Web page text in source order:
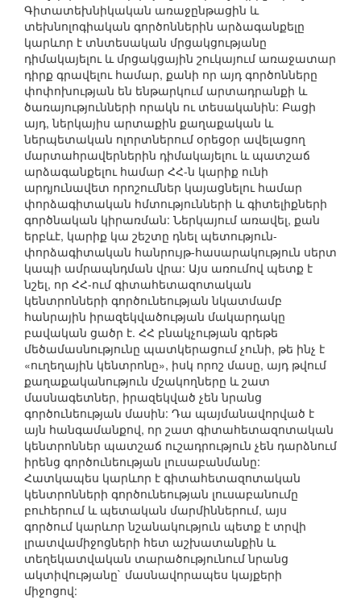
Գիտատեխնիկական առաջընթացին և
տեխնոլոգիական գործոններին արձագանքելը
կարևոր է տնտեսական մրցակցությանը
դիմակայելու և մրցակցային շուկայում առաջատար
դիրք գրավելու համար, քանի որ այդ գործոնները
փոփոխության են ենթարկում արտադրանքի և
ծառայությունների որակն ու տեսականին: Բացի
այդ, ներկայիս արտաքին քաղաքական և
ներպետական ոլորտներում օրեցօր ավելացող
մարտահրավերներին դիմակայելու և պատշաճ
արձագանքելու համար ՀՀ-ն կարիք ունի
արդյունավետ որոշումներ կայացնելու համար
փորձագիտական հմտությունների և գիտելիքների
գործնական կիրառման: Ներկայում առավել, քան
երբևէ, կարիք կա շեշտը դնել պետություն-
փորձագիտական հանրույթ-հասարակություն սերտ
կապի ամրապնդման վրա: Այս առումով պետք է
նշել, որ ՀՀ-ում գիտահետազոտական
կենտրոնների գործունեության նկատմամբ
հանրային իրազեկվածության մակարդակը
բավական ցածր է. ՀՀ բնակչության գրեթե
մեծամասնությունը պատկերացում չունի, թե ինչ է
«ուղեղային կենտրոնը», իսկ որոշ մասը, այդ թվում
քաղաքականություն մշակողները և շատ
մասնագետներ, իրազեկված չեն նրանց
գործունեության մասին: Դա պայմանավորված է
այն հանգամանքով, որ շատ գիտահետազոտական
կենտրոններ պատշաճ ուշադրություն չեն դարձնում
իրենց գործունեության լուսաբանմանը:
Հատկապես կարևոր է գիտահետազոտական
կենտրոնների գործունեության լուսաբանումը
բուհերում և պետական մարմիններում, այս
գործում կարևոր նշանակություն պետք է տրվի
լրատվամիջոցների հետ աշխատանքին և
տեղեկատվական տարածությունում նրանց
ակտիվությանը` մասնավորապես կայքերի
միջոցով: